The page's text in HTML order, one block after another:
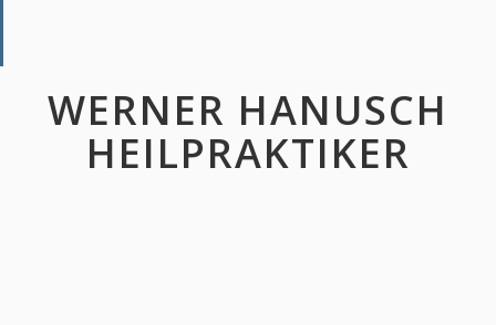
WERNER HANUSCH
HEILPRAKTIKER